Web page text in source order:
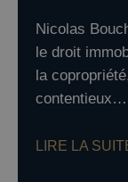
Nicolas
le droit
la
LIRE LA